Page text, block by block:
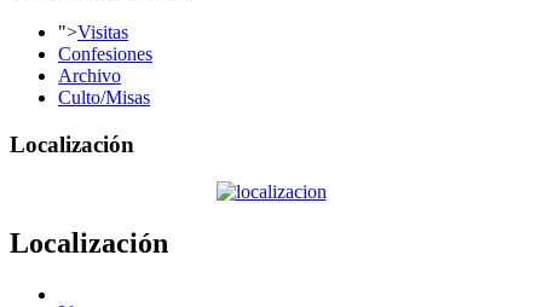
">Visitas
Confesiones
Archivo
Culto/Misas
Localización
Localización